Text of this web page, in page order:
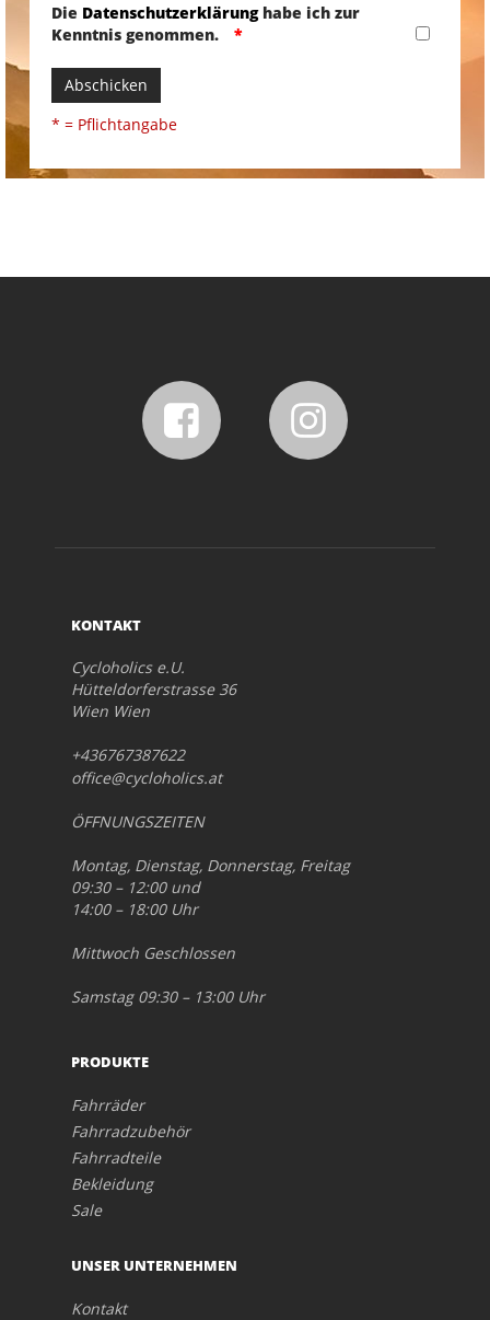
Die Datenschutzerklärunghabe ich zur
Kenntnis genommen.
Abschicken
* = Pflichtangabe
KONTAKT
Cycloholics e.U.
Hütteldorferstrasse 36
Wien Wien
+436767387622
office@cycloholics.at
ÖFFNUNGSZEITEN
Montag, Dienstag, Donnerstag, Freitag
09:30 – 12:00 und
14:00 – 18:00 Uhr
Mittwoch Geschlossen
Samstag 09:30 – 13:00 Uhr
PRODUKTE
Fahrräder
Fahrradzubehör
Fahrradteile
Bekleidung
Sale
UNSER UNTERNEHMEN
Kontakt